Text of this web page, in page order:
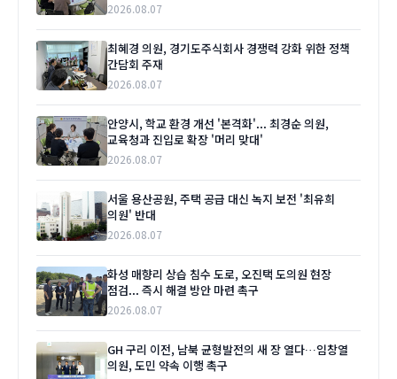
2026.08.07
최혜경 의원, 경기도주식회사 경쟁력 강화 위한 정책
간담회 주재
2026.08.07
안양시, 학교 환경 개선 '본격화'... 최경순 의원,
교육청과 진입로 확장 '머리 맞대'
2026.08.07
서울 용산공원, 주택 공급 대신 녹지 보전 '최유희
의원' 반대
2026.08.07
화성 매향리 상습 침수 도로, 오진택 도의원 현장
점검... 즉시 해결 방안 마련 촉구
2026.08.07
GH 구리 이전, 남북 균형발전의 새 장 열다…임창열
의원, 도민 약속 이행 촉구